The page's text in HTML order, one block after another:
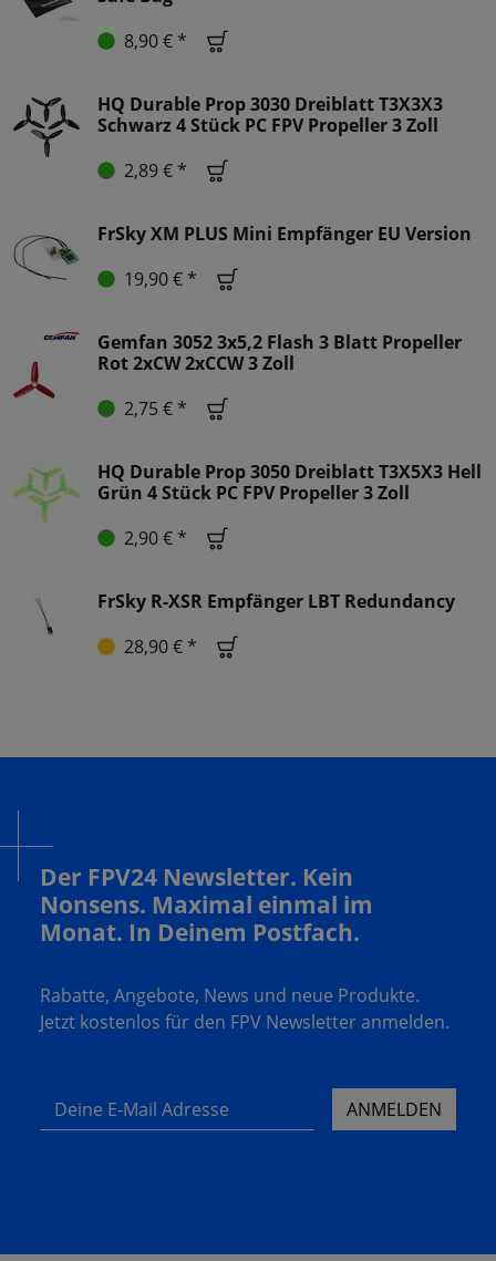
8,90 € *
HQ Durable Prop 3030 Dreiblatt T3X3X3
Schwarz 4 Stück PC FPV Propeller 3 Zoll
2,89 € *
FrSky XM PLUS Mini Empfänger EU Version
19,90 € *
Gemfan 3052 3x5,2 Flash 3 Blatt Propeller
Rot 2xCW 2xCCW 3 Zoll
2,75 € *
HQ Durable Prop 3050 Dreiblatt T3X5X3 Hell
Grün 4 Stück PC FPV Propeller 3 Zoll
2,90 € *
FrSky R-XSR Empfänger LBT Redundancy
28,90 € *
Der FPV24 Newsletter. Kein
Nonsens. Maximal einmal im
Monat. In Deinem Postfach.
Rabatte, Angebote, News und neue Produkte.
Jetzt kostenlos für den FPV Newsletter anmelden.
Deine E-Mail Adresse ANMELDEN